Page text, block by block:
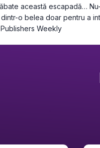
această escapadă…
o belea doar pentru a
Weekly